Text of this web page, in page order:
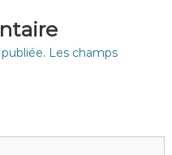
Les champs